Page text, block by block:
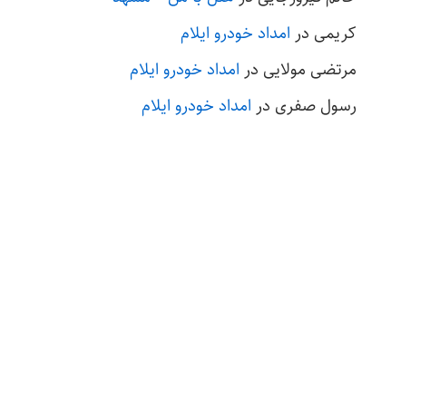
کریمی در امداد خودرو ایلام
مرتضی مولایی در امداد خودرو ایلام
رسول صفری در امداد خودرو ایلام